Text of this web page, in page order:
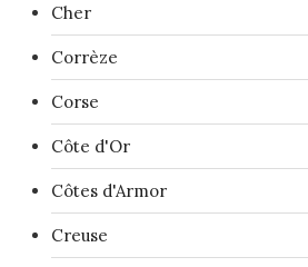
Cher
Corrèze
Corse
Côte d'Or
Côtes d'Armor
Creuse